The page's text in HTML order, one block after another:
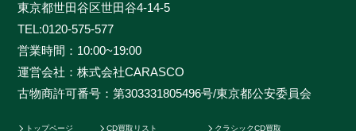
めに、各ジャンルに精通したベテランのスタッフが一つ
一つ丁寧に査定を行わせて頂きます。過去の莫大な買取
データに加えて世界中の最新相場チャートを照らし合わ
せ、ただ買い取るだけのサービスとは一線を画する「的
確な」査定はどこにも真似出来ません。ご自宅で聴かな
東京都世田谷区世田谷4-14-5
TEL:0120-575-577
営業時間：10:00~19:00
運営会社：株式会社CARASCO
古物商許可番号：第303331805496号/東京都公安委員会
トップページ CD買取リスト クラシックCD買取